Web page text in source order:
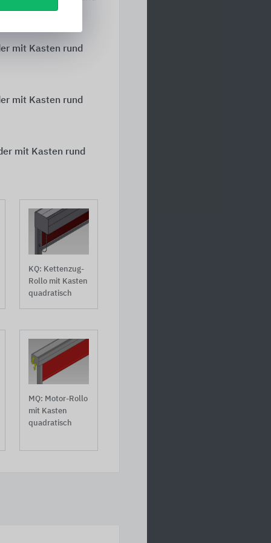
mit Kasten rund
mit Kasten rund
mit Kasten rund
KQ: Kettenzug-
Rollo mit Kasten
quadratisch
MQ: Motor-Rollo
mit Kasten
quadratisch